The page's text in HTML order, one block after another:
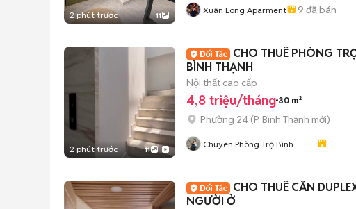
2 phút trước 11 Xuân Long Aparment 9 đã bán
2 phút trước 11
CHO THUÊ PHÒNG
BÌNH THẠNH
Nội thất cao cấp
4,8 triệu/tháng 30 m²
Phường 24 (P. Bình Thạnh mới)
Chuyên Phòng Trọ Bình
CHO THUÊ CĂN
NGƯỜI Ở